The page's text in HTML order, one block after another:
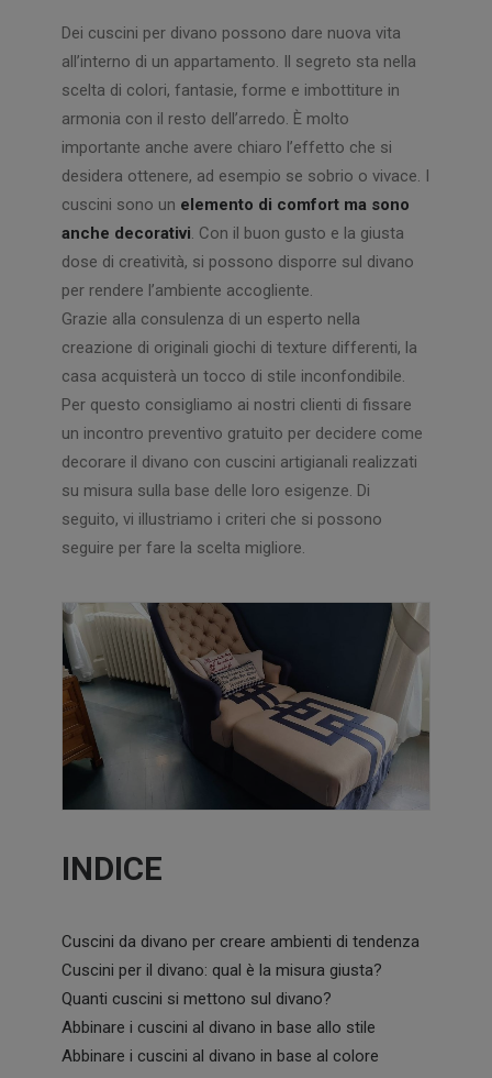
Dei cuscini per divano possono dare nuova vita
all’interno di un appartamento. Il segreto sta nella
scelta di colori, fantasie, forme e imbottiture in
armonia con il resto dell’arredo. È molto
importante anche avere chiaro l’effetto che si
desidera ottenere, ad esempio se sobrio o vivace. I
cuscini sono un elemento di comfort ma sono
anche decorativi. Con il buon gusto e la giusta
dose di creatività, si possono disporre sul divano
per rendere l’ambiente accogliente.
Grazie alla consulenza di un esperto nella
creazione di originali giochi di texture differenti, la
casa acquisterà un tocco di stile inconfondibile.
Per questo consigliamo ai nostri clienti di fissare
un incontro preventivo gratuito per decidere come
decorare il divano con cuscini artigianali realizzati
su misura sulla base delle loro esigenze. Di
seguito, vi illustriamo i criteri che si possono
seguire per fare la scelta migliore.
INDICE
Cuscini da divano per creare ambienti di tendenza
Cuscini per il divano: qual è la misura giusta?
Quanti cuscini si mettono sul divano?
Abbinare i cuscini al divano in base allo stile
Abbinare i cuscini al divano in base al colore